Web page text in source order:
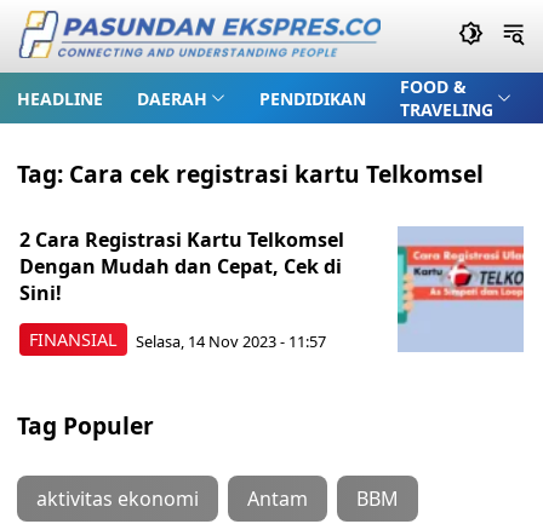
HEADLINE DAERAH PENDIDIKAN
FOOD &
TRAVELING
Tag: Cara cek registrasi kartu Telkomsel
FINANSIAL
2 Cara Registrasi Kartu Telkomsel
Dengan Mudah dan Cepat, Cek di
Sini!
Selasa, 14 Nov 2023 - 11:57
Tag Populer
aktivitas ekonomi Antam BBM